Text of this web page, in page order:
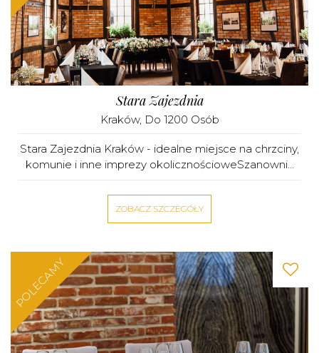
Stara Zajezdnia
Kraków, Do 1200 Osób
Stara Zajezdnia Kraków - idealne miejsce na chrzciny,
komunie i inne imprezy okolicznościoweSzanowni...
ZOBACZ SZCZEGÓŁY
POLECAMY